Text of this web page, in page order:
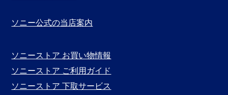
ソニー公式の当店案内
ソニーストア お買い物情報
ソニーストア ご利用ガイド
ソニーストア 下取サービス